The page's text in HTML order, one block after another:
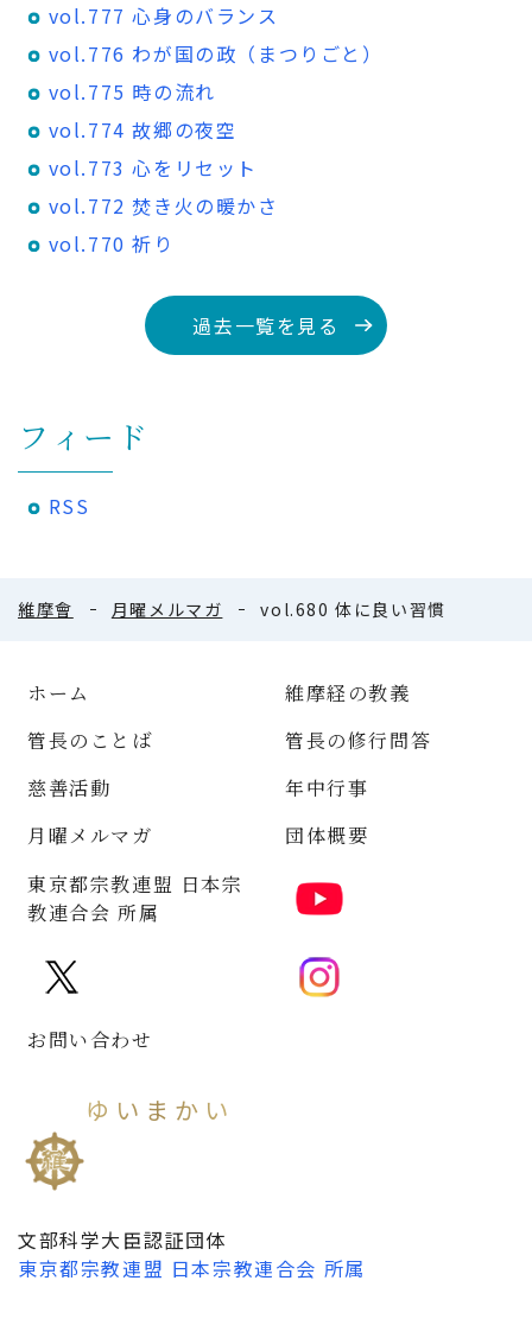
vol.777 心身のバランス
vol.776 わが国の政（まつりごと）
vol.775 時の流れ
vol.774 故郷の夜空
vol.773 心をリセット
vol.772 焚き火の暖かさ
vol.770 祈り
過去一覧を見る
フィード
RSS
維摩會 月曜メルマガ vol.680 体に良い習慣
ホーム
維摩経の教義
管長のことば
管長の修行問答
慈善活動
年中行事
月曜メルマガ
団体概要
東京都宗教連盟 日本宗
教連合会 所属
お問い合わせ
維摩會
ゆいまかい
文部科学大臣認証団体
東京都宗教連盟 日本宗教連合会 所属